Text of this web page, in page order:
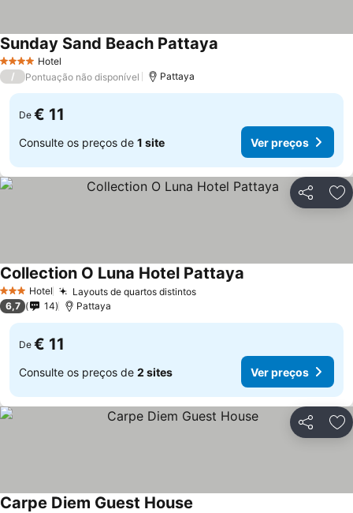
4 EstrelasHotel
Sunday Sand Beach Pattaya
/ Pontuação não disponível Pattaya
De € 11
Consulte os preços de 1 site Ver preços
Partilhar
3 EstrelasHotel Layouts de quartos distintos
Collection O Luna Hotel Pattaya
6,7 14 Pattaya
De € 11
Consulte os preços de 2 sites Ver preços
Partilhar
Carpe Diem Guest House